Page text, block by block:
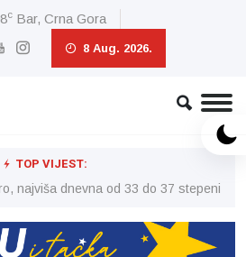
c Bar, Crna Gora
8 Aug. 2026.
TOP VIJEST:
najviša dnevna od 33 do 37 stepeni